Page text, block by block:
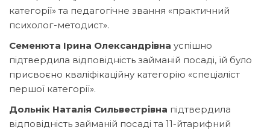
категорії» та педагогічне звання «практичний
психолог-методист».
Семенюта Ірина Олександрівна успішно
підтвердила відповідність займаній посаді, їй було
присвоєно кваліфікаційну категорію «спеціаліст
першої категорії».
Дольнік Наталія Сильвестрівна підтвердила
відповідність займаній посаді та 11-йтарифний